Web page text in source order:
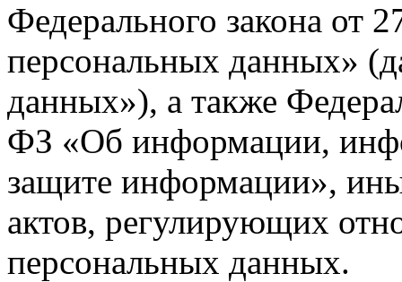
Федерального закона
персональных данных»
данных»), а также
ФЗ «Об информации,
защите информации»,
актов, регулирующих
персональных данных.